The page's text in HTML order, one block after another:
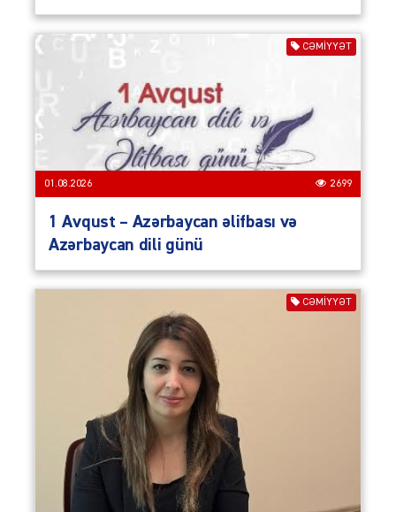
CƏMIYYƏT
01.08.2026 2699
1 Avqust – Azərbaycan əlifbası və
Azərbaycan dili günü
CƏMIYYƏT